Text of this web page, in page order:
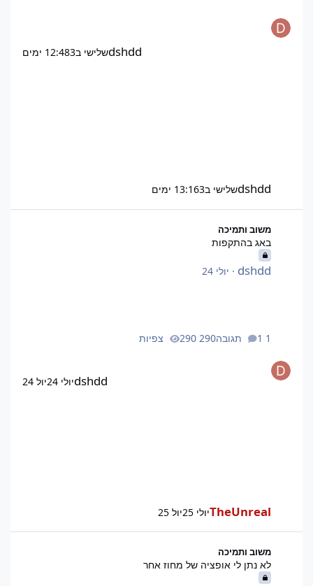
dshddשלישי ב12:483 ימים
dshddשלישי ב13:163 ימים
משוב ותמיכה
באג בהתקפות
dshdd
· יולי 24
1 תגובה 290 צפיות
dshddיולי 24 יול 24
TheUnrealיולי 25 יול 25
משוב ותמיכה
לא נתן לי אופציה של מחוז אחר